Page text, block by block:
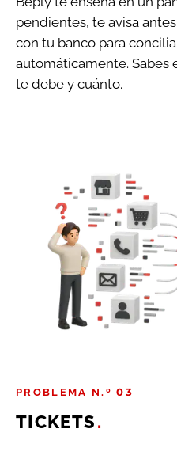
pendientes, te avisa
con tu banco para
automáticamente. Sabes
te debe y cuánto.
PROBLEMA N.º 03
TICKETS.